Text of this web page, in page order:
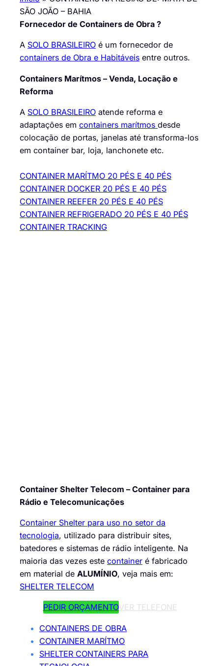
SÃO JOÃO – BAHIA
Fornecedor de Containers de Obra ?
A SOLO BRASILEIRO é um fornecedor de
containers de Obra e Habitáveis entre outros.
Containers Marítmos – Venda, Locação e
Reforma
A SOLO BRASILEIRO atende reforma e
adaptações em containers marítmos desde
colocação de portas, janelas até transforma-los
em container bar, loja, lanchonete etc.
CONTAINER MARÍTMO 20 PÉS E 40 PÉS
CONTAINER DOCKER 20 PÉS E 40 PÉS
CONTAINER REEFER 20 PÉS E 40 PÉS
CONTAINER REFRIGERADO 20 PÉS E 40 PÉS
CONTAINER TRACKING
Container Shelter Telecom – Container para
Rádio e Telecomunicações
Container Shelter para uso no setor da
tecnologia, utilizado para distribuir sites,
batedores e sistemas de rádio inteligente. Na
maioria das vezes este container é fabricado
em material de ALUMÍNIO, veja mais em:
SHELTER TELECOM
PEDIR ORÇAMENTOVER TELEFONE
CONTAINERS DE OBRA
CONTAINER MARÍTMO
SHELTER CONTAINERS PARA